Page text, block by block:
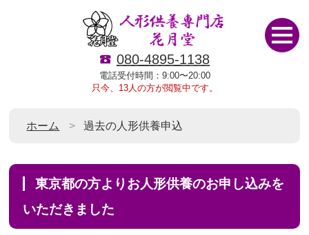
080-4895-1138
電話受付時間：9:00〜20:00
只今、13人の方が閲覧中です。
ホーム 過去の人形供養申込
東京都の方よりお人形供養のお申し込みを
いただきました